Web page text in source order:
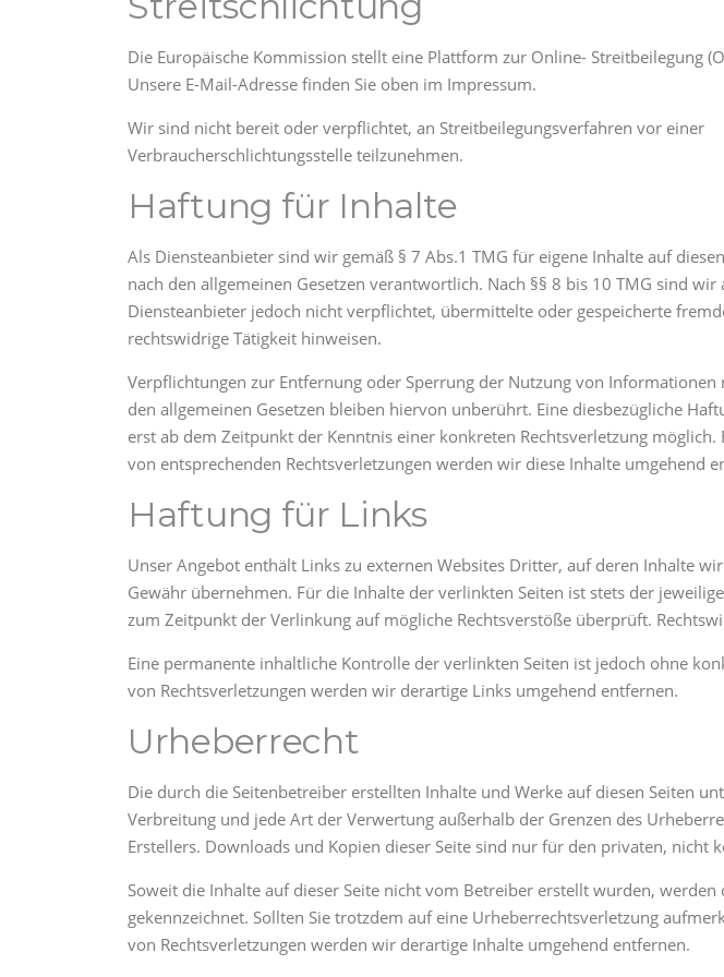
Die Europäische Kommission stellt eine Plattform zur Online- Streitbeilegung
Unsere E-Mail-Adresse finden Sie oben im Impressum.
Wir sind nicht bereit oder verpflichtet, an Streitbeilegungsverfahren vor einer
Verbraucherschlichtungsstelle teilzunehmen.
Haftung für Inhalte
Als Diensteanbieter sind wir gemäß § 7 Abs.1 TMG für eigene Inhalte auf
nach den allgemeinen Gesetzen verantwortlich. Nach §§ 8 bis 10 TMG sind wir
Diensteanbieter jedoch nicht verpflichtet, übermittelte oder gespeicherte
rechtswidrige Tätigkeit hinweisen.
Verpflichtungen zur Entfernung oder Sperrung der Nutzung von Informationen
den allgemeinen Gesetzen bleiben hiervon unberührt. Eine diesbezügliche
erst ab dem Zeitpunkt der Kenntnis einer konkreten Rechtsverletzung möglich.
von entsprechenden Rechtsverletzungen werden wir diese Inhalte umgehend
Haftung für Links
Unser Angebot enthält Links zu externen Websites Dritter, auf deren Inhalte
Gewähr übernehmen. Für die Inhalte der verlinkten Seiten ist stets der
zum Zeitpunkt der Verlinkung auf mögliche Rechtsverstöße überprüft.
Eine permanente inhaltliche Kontrolle der verlinkten Seiten ist jedoch ohne
von Rechtsverletzungen werden wir derartige Links umgehend entfernen.
Urheberrecht
Die durch die Seitenbetreiber erstellten Inhalte und Werke auf diesen Seiten
Verbreitung und jede Art der Verwertung außerhalb der Grenzen des
Erstellers. Downloads und Kopien dieser Seite sind nur für den privaten, nicht
Soweit die Inhalte auf dieser Seite nicht vom Betreiber erstellt wurden,
gekennzeichnet. Sollten Sie trotzdem auf eine Urheberrechtsverletzung
von Rechtsverletzungen werden wir derartige Inhalte umgehend entfernen.